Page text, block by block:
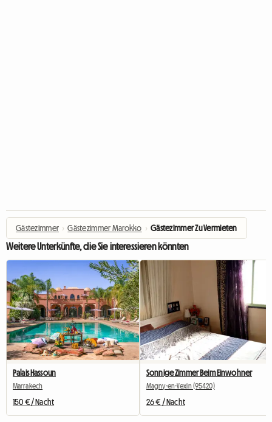
Gästezimmer › Gästezimmer Marokko › Gästezimmer Zu Vermieten
Weitere Unterkünfte, die Sie interessieren könnten
Palais Hassoun
Marrakech
150 € / Nacht
Sonnige Zimmer Beim Einwohner
Magny-en-Vexin (95420)
26 € / Nacht